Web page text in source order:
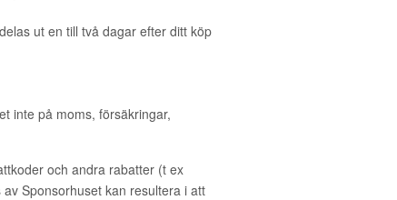
ut en till två dagar efter ditt köp
inte på moms, försäkringar,
och andra rabatter (t ex
Sponsorhuset kan resultera i att